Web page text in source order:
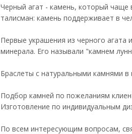
Черный агат - камень, который чаще
талисман: камень поддерживает в
Первые украшения из черного агата
минерала. Его называли "камнем
Браслеты с натуральными камнями в
Подбор камней по пожеланиям
Изготовление по индивидуальным
По всем интересующим вопросам,